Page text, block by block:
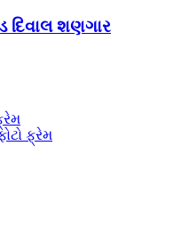
દિવાલ શણગાર
ફ્રેમ